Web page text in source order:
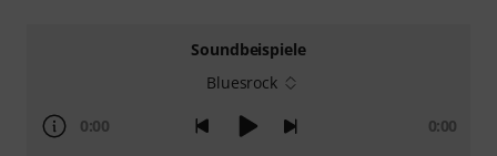
Soundbeispiele
Bluesrock
0:00 0:00